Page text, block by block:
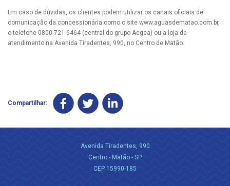
Em caso de dúvidas, os clientes podem utilizar os canais oficiais de
comunicação da concessionária como o site www.aguasdematao.com.br,
o telefone 0800 721 6464 (central do grupo Aegea) ou a loja de
atendimento na Avenida Tiradentes, 990, no Centro de Matão.
Compartilhar:
Avenida Tiradentes, 990
Centro - Matão - SP
CEP 15990-185